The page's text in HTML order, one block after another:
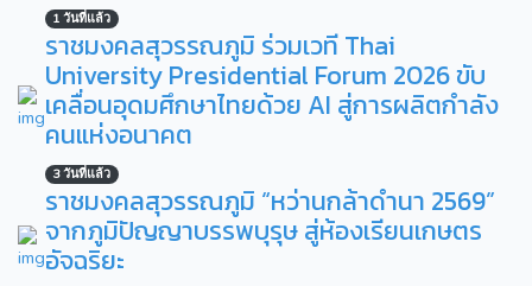
1 วันที่แล้ว
ราชมงคลสุวรรณภูมิ ร่วมเวที Thai
University Presidential Forum 2026 ขับ
เคลื่อนอุดมศึกษาไทยด้วย AI สู่การผลิตกำลัง
คนแห่งอนาคต
3 วันที่แล้ว
ราชมงคลสุวรรณภูมิ “หว่านกล้าดำนา 2569”
จากภูมิปัญญาบรรพบุรุษ สู่ห้องเรียนเกษตร
อัจฉริยะ